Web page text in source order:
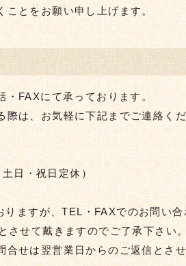
ことをお願い申し上げます。
・FAXにて承っております。
際は、お気軽に下記までご連絡く
日・祝日定休）
りますが、TEL・FAXでのお問い
させて戴きますのでご了承下さい
合せは翌営業日からのご返信とさ